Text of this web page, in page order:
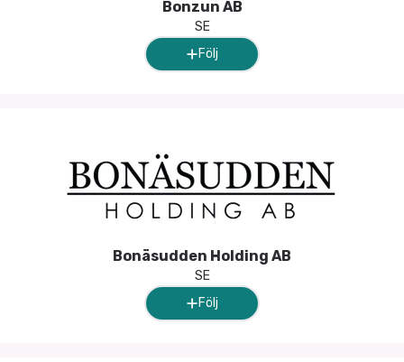
Bonzun AB
SE
Följ
Bonäsudden Holding AB
SE
Följ